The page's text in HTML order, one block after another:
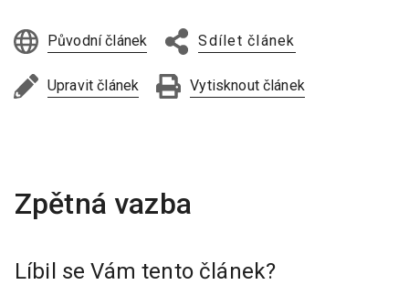
Původní článek Sdílet článek
Upravit článek Vytisknout článek
Líbil se Vám tento článek?